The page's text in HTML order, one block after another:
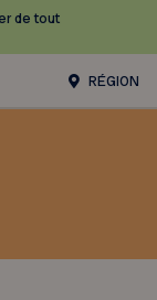
de tout
RÉGION